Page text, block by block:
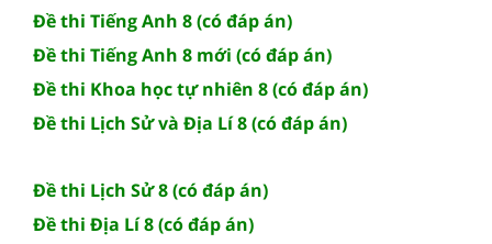
Đề thi Tiếng Anh 8 (có đáp án)
Đề thi Tiếng Anh 8 mới (có đáp án)
Đề thi Khoa học tự nhiên 8 (có đáp án)
Đề thi Lịch Sử và Địa Lí 8 (có đáp án)
Đề thi Lịch Sử 8 (có đáp án)
Đề thi Địa Lí 8 (có đáp án)